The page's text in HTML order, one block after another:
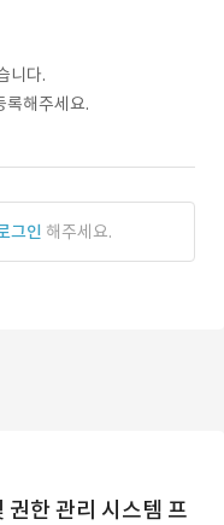
니다.
록해주세요.
그인 해주세요.
한 관리 시스템 프